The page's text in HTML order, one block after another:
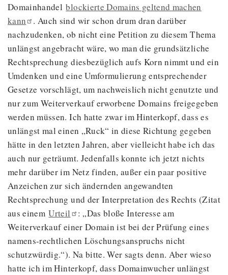
Domainhandelblockierte Domains geltend machen
kann
. Auch sind wir schon drum dran darüber
nachzudenken, ob nicht eine Petition zu diesem Thema
unlängst angebracht wäre, wo man die grundsätzliche
Rechtsprechung diesbezüglich aufs Korn nimmt und ein
Umdenken und eine Umformulierung entsprechender
Gesetze vorschlägt, um nachweislich nicht genutzte und
nur zum Weiterverkauf erworbene Domains freigegeben
werden müssen. Ich hatte zwar im Hinterkopf, dass es
unlängst mal einen „Ruck“ in diese Richtung gegeben
hätte in den letzten Jahren, aber vielleicht habe ich das
auch nur geträumt. Jedenfalls konnte ich jetzt nichts
mehr darüber im Netz finden, außer ein paar positive
Anzeichen zur sich ändernden angewandten
Rechtsprechung und der Interpretation des Rechts (Zitat
aus einemUrteil
: „Das bloße Interesse am
Weiterverkauf einer Domain ist bei der Prüfung eines
namens-rechtlichen Löschungsanspruchs nicht
schutzwürdig.“). Na bitte. Wer sagts denn. Aber wieso
hatte ich im Hinterkopf, dass Domainwucher unlängst